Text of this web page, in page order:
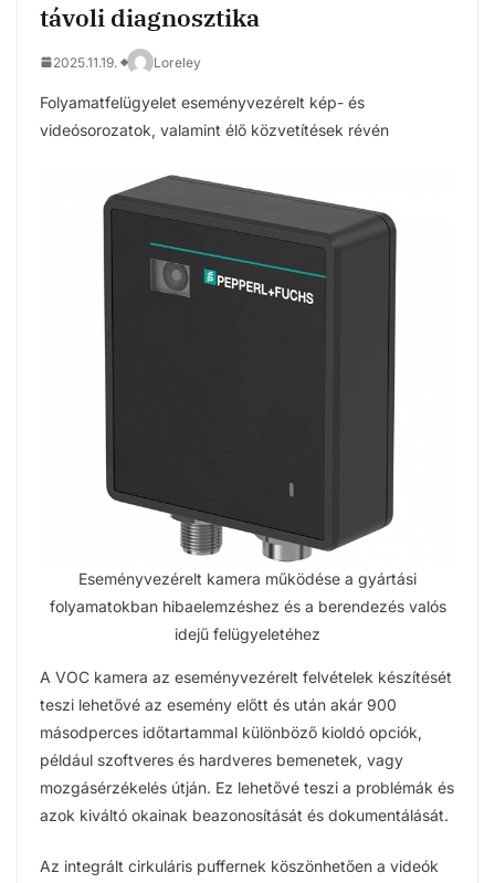
távoli diagnosztika
2025.11.19. Loreley
Folyamatfelügyelet eseményvezérelt kép- és
videósorozatok, valamint élő közvetítések révén
Eseményvezérelt kamera működése a gyártási
folyamatokban hibaelemzéshez és a berendezés valós
idejű felügyeletéhez
A VOC kamera az eseményvezérelt felvételek készítését
teszi lehetővé az esemény előtt és után akár 900
másodperces időtartammal különböző kioldó opciók,
például szoftveres és hardveres bemenetek, vagy
mozgásérzékelés útján. Ez lehetővé teszi a problémák és
azok kiváltó okainak beazonosítását és dokumentálását.
Az integrált cirkuláris puffernek köszönhetően a videók